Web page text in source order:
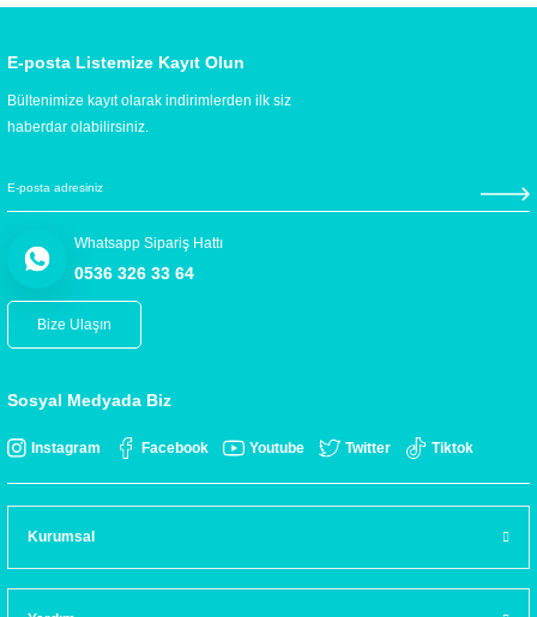
E-posta Listemize Kayıt Olun
Bültenimize kayıt olarak indirimlerden ilk siz
haberdar olabilirsiniz.
Whatsapp Sipariş Hattı
0536 326 33 64
Bize Ulaşın
Sosyal Medyada Biz
Instagram Facebook Youtube Twitter Tiktok
Kurumsal